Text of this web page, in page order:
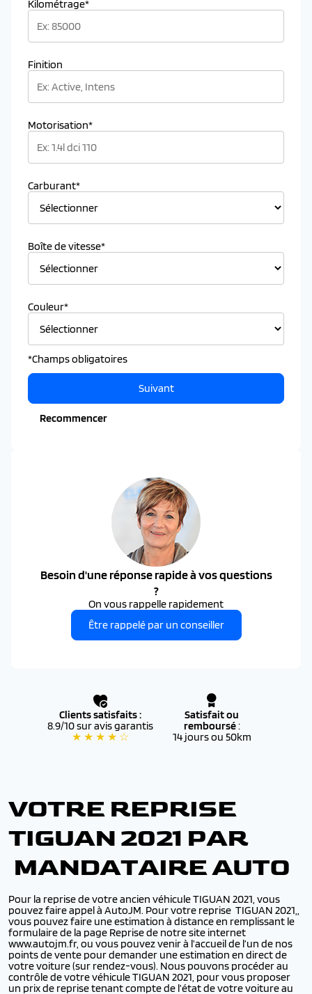
Kilométrage*
Finition
Motorisation*
Carburant*
Boîte de vitesse*
Couleur*
*Champs obligatoires
Recommencer
Suivant
Besoin d'une réponse rapide à vos questions
?
On vous rappelle rapidement
Être rappelé par un conseiller
Clients satisfaits :
8.9/10 sur avis garantis
★ ★ ★ ★ ☆
Satisfait ou
remboursé:
14 jours ou 50km
VOTRE REPRISE
TIGUAN 2021 PAR
MANDATAIRE AUTO
Pour la reprise de votre ancien véhicule TIGUAN 2021, vous
pouvez faire appel à AutoJM. Pour votre reprise TIGUAN 2021,,
vous pouvez faire une estimation à distance en remplissant le
formulaire de la page Reprise de notre site internet
www.autojm.fr, ou vous pouvez venir à l’accueil de l’un de nos
points de vente pour demander une estimation en direct de
votre voiture (sur rendez-vous). Nous pouvons procéder au
contrôle de votre véhicule TIGUAN 2021, pour vous proposer
un prix de reprise tenant compte de l’état de votre voiture au